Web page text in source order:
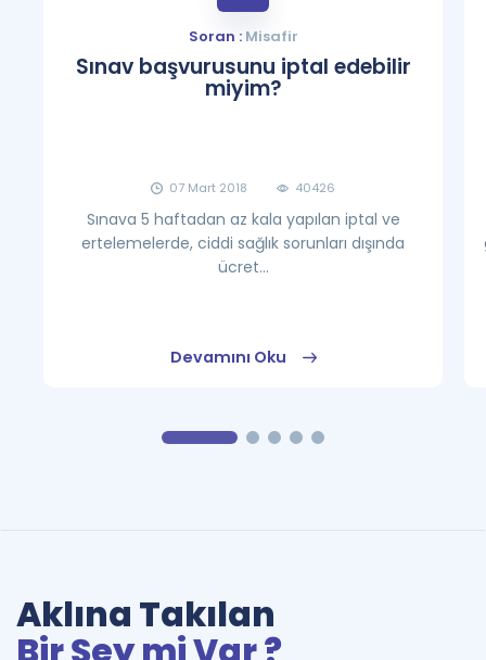
Soran :Misafir
Sınav başvurusunu iptal edebilir
miyim?
07 Mart 2018 40426
Sınava 5 haftadan az kala yapılan iptal ve
ertelemelerde, ciddi sağlık sorunları dışında
ücret...
Devamını Oku
Aklına Takılan